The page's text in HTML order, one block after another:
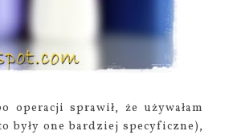
operacji sprawił, że używałam
były one bardziej specyficzne),